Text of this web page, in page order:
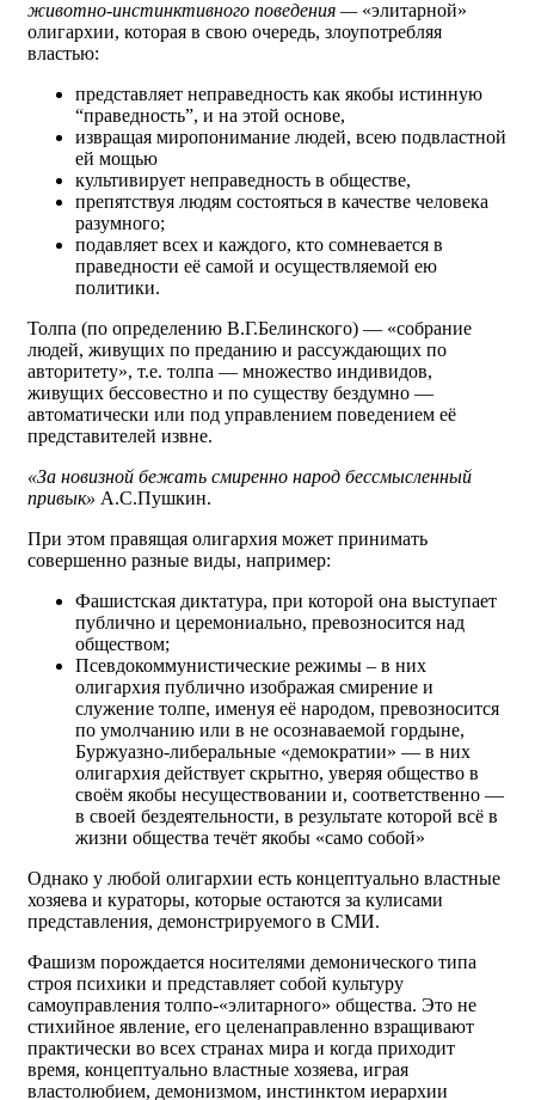
животно-инстинктивного поведения — «элитарной»
олигархии, которая в свою очередь, злоупотребляя
властью:
представляет неправедность как якобы истинную
“праведность”, и на этой основе,
извращая миропонимание людей, всею подвластной
ей мощью
культивирует неправедность в обществе,
препятствуя людям состояться в качестве человека
разумного;
подавляет всех и каждого, кто сомневается в
праведности её самой и осуществляемой ею
политики.
Толпа (по определению В.Г.Белинского) — «собрание
людей, живущих по преданию и рассуждающих по
авторитету», т.е. толпа — множество индивидов,
живущих бессовестно и по существу бездумно —
автоматически или под управлением поведением её
представителей извне.
«За новизной бежать смиренно народ бессмысленный
привык» А.С.Пушкин.
При этом правящая олигархия может принимать
совершенно разные виды, например:
Фашистская диктатура, при которой она выступает
публично и церемониально, превозносится над
обществом;
Псевдокоммунистические режимы – в них
олигархия публично изображая смирение и
служение толпе, именуя её народом, превозносится
по умолчанию или в не осознаваемой гордыне,
Буржуазно-либеральные «демократии» — в них
олигархия действует скрытно, уверяя общество в
своём якобы несуществовании и, соответственно —
в своей бездеятельности, в результате которой всё в
жизни общества течёт якобы «само собой»
Однако у любой олигархии есть концептуально властные
хозяева и кураторы, которые остаются за кулисами
представления, демонстрируемого в СМИ.
Фашизм порождается носителями демонического типа
строя психики и представляет собой культуру
самоуправления толпо-«элитарного» общества. Это не
стихийное явление, его целенаправленно взращивают
практически во всех странах мира и когда приходит
время, концептуально властные хозяева, играя
властолюбием, демонизмом, инстинктом иерархии